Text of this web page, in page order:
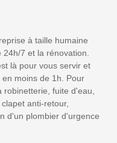
à taille humaine
24h/7 et la rénovation.
là pour vous servir et
moins de 1h. Pour
robinetterie, fuite d'eau,
anti-retour,
d'un plombier d'urgence